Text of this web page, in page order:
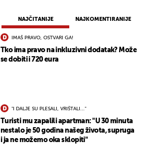
NAJČITANIJE NAJKOMENTIRANIJE
IMAŠ PRAVO, OSTVARI GA!
Tko ima pravo na inkluzivni dodatak? Može
se dobiti i 720 eura
"I DALJE SU PLESALI, VRIŠTALI..."
Turisti mu zapalili apartman: "U 30 minuta
nestalo je 50 godina našeg života, supruga
i ja ne možemo oka sklopiti"